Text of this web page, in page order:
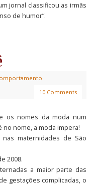
jornal classificou as irmãs
de humor”.
10 Comments
os nomes da moda num
nome, a moda impera!
maternidades de São
2008.
a maior parte das
gestações complicadas, o